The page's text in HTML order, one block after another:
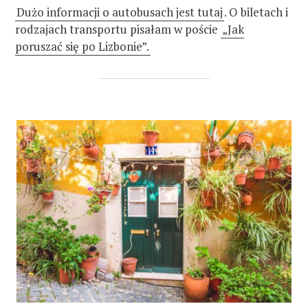
Dużo informacji o autobusach jest tutaj. O biletach i
rodzajach transportu pisałam w poście „Jak
poruszać się po Lizbonie”.